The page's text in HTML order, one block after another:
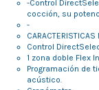
-Control
cocción, su
-
Control
1 zona doble Flex
Programación de
acústico.